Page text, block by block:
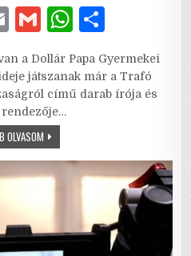
E
ai
l
G
ai
l
W
at
s
p
ar
e
a Dollár Papa Gyermekei
játszanak már a Trafó
című darab írója és
rendezője…
OLVASOMEGY
ROSSZASÁGRÓL
–
A
NYAK
LEGZSÍROSABB
KI